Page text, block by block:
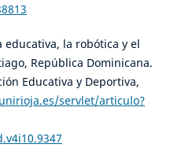
educativa, la robótica y el
República Dominicana.
Educativa y Deportiva,
servlet/articulo?